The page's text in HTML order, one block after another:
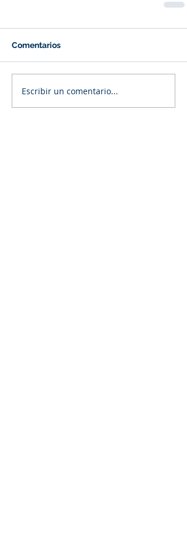
Comentarios
Escribir un comentario...